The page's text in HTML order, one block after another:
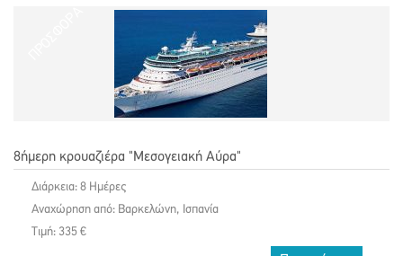
8ήμερη κρουαζιέρα "Μεσογειακή Αύρα"
Διάρκεια: 8 Ημέρες
Αναχώρηση από: Βαρκελώνη, Ισπανία
Τιμή: 335 €